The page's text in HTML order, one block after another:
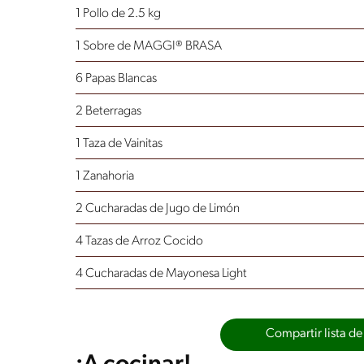
1 Pollo de 2.5 kg
1 Sobre de MAGGI® BRASA
6 Papas Blancas
2 Beterragas
1 Taza de Vainitas
1 Zanahoria
2 Cucharadas de Jugo de Limón
4 Tazas de Arroz Cocido
4 Cucharadas de Mayonesa Light
Compartir lista